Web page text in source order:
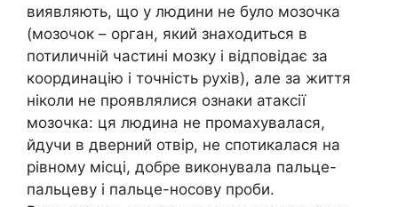
виявляють, що у людини не було мозочка
(мозочок – орган, який знаходиться в
потиличній частині мозку і відповідає за
координацію і точність рухів), але за життя
ніколи не проявлялися ознаки атаксії
мозочка: ця людина не промахувалася,
йдучи в дверний отвір, не спотикалася на
рівному місці, добре виконувала пальце-
пальцеву і пальце-носову проби.